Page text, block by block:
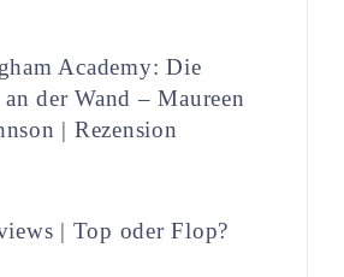
Academy: Die
der Wand – Maureen
| Rezension
| Top oder Flop?